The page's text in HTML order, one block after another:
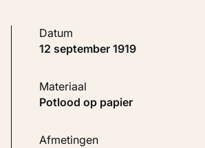
Datum
12 september 1919
Materiaal
Potlood op papier
Afmetingen